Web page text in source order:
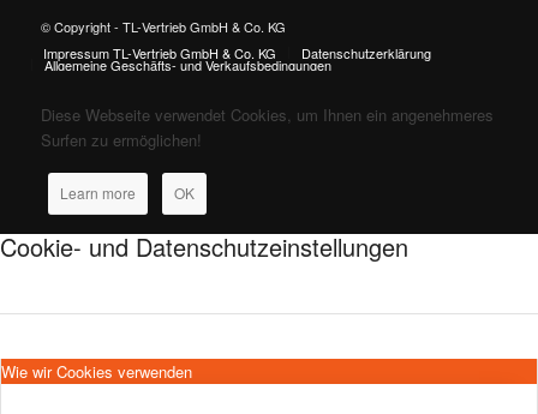
© Copyright - TL-Vertrieb GmbH & Co. KG
Impressum TL-Vertrieb GmbH & Co. KG
Datenschutzerklärung
Allgemeine Geschäfts- und Verkaufsbedingungen
Diese Webseite verwendet Cookies, um Ihnen ein angenehmeres
Surfen zu ermöglichen!
Learn more OK
Cookie- und Datenschutzeinstellungen
Wie wir Cookies verwenden